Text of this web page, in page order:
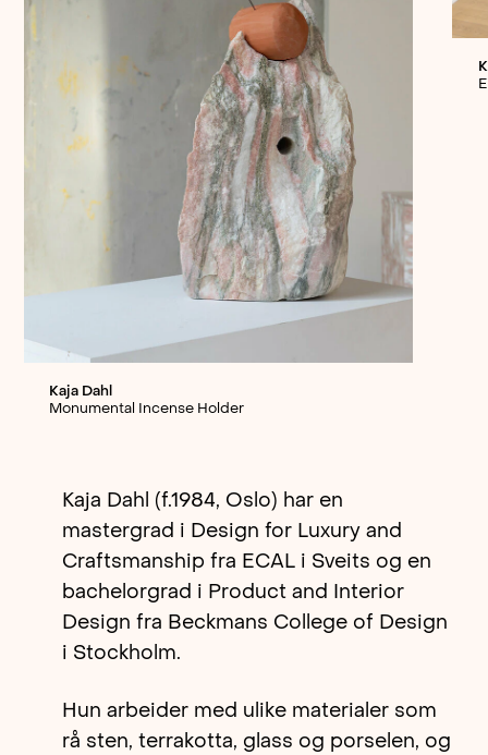
Kaja Dahl
Monumental Incense Holder
Kaja Dahl (f.1984, Oslo) har en
mastergrad i Design for Luxury and
Craftsmanship fra ECAL i Sveits og en
bachelorgrad i Product and Interior
Design fra Beckmans College of Design
i Stockholm.
Hun arbeider med ulike materialer som
rå sten, terrakotta, glass og porselen, og